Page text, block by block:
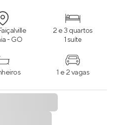
- GO
2 e 3 quartos
1 suíte
1 e 2 vagas